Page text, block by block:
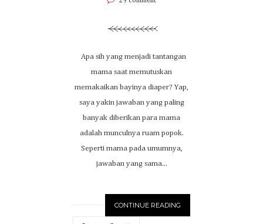
Apa sih yang menjadi tantangan
mama saat memutuskan
memakaikan bayinya diaper? Yap,
saya yakin jawaban yang paling
banyak diberikan para mama
adalah munculnya ruam popok.
Seperti mama pada umumnya,
jawaban yang sama...
CONTINUE READING